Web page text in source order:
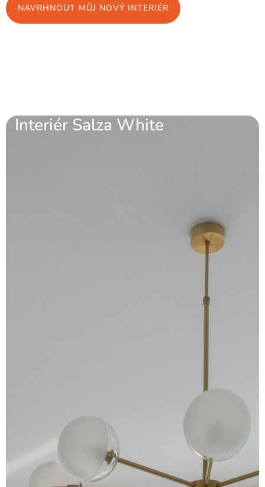
NAVRHNOUT MŮJ NOVÝ INTERIÉR
Interiér Salza White